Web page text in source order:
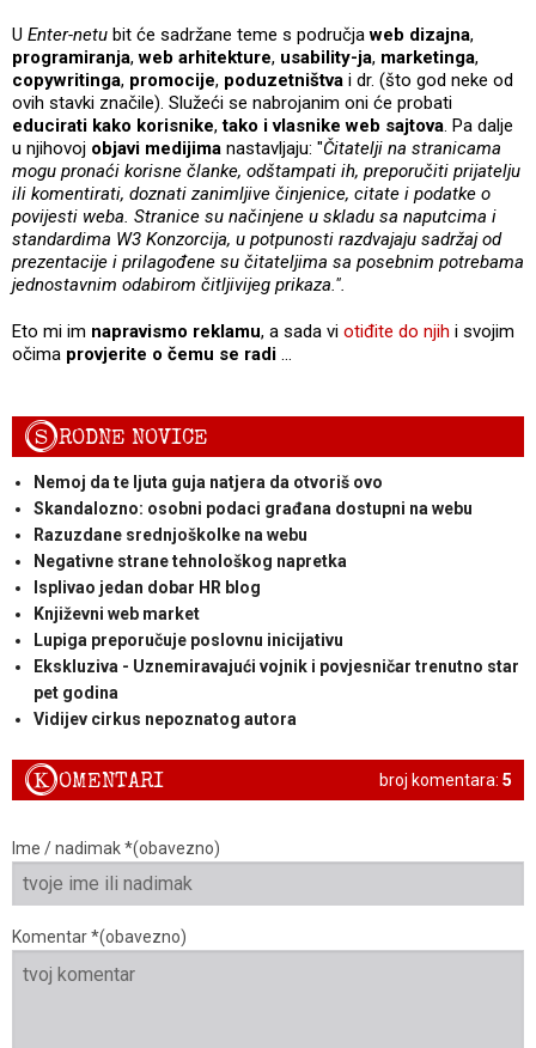
U Enter-netu bit će sadržane teme s područjaweb dizajna,
programiranja,web arhitekture, usability-ja, marketinga,
copywritinga, promocije, poduzetništva i dr. (što god neke od
ovih stavki značile). Služeći se nabrojanim oni će probati
educirati kako korisnike,tako i vlasnike web sajtova. Pa dalje
u njihovoj objavi medijima nastavljaju: "Čitatelji na stranicama
mogu pronaći korisne članke, odštampati ih, preporučiti prijatelju
ili komentirati, doznati zanimljive činjenice, citate i podatke o
povijesti weba. Stranice su načinjene u skladu sa naputcima i
standardima W3 Konzorcija, u potpunosti razdvajaju sadržaj od
prezentacije i prilagođene su čitateljima sa posebnim potrebama
jednostavnim odabirom čitljivijeg prikaza.".
Eto mi im napravismo reklamu, a sada vi otiđite do njih i svojim
očima provjerite o čemu se radi …
SRODNE NOVICE
Nemoj da te ljuta guja natjera da otvoriš ovo
Skandalozno: osobni podaci građana dostupni na webu
Razuzdane srednjoškolke na webu
Negativne strane tehnološkog napretka
Isplivao jedan dobar HR blog
Književni web market
Lupiga preporučuje poslovnu inicijativu
Ekskluziva - Uznemiravajući vojnik i povjesničar trenutno star
pet godina
Vidijev cirkus nepoznatog autora
broj komentara: 5
KOMENTARI
Ime / nadimak *(obavezno)
Komentar *(obavezno)